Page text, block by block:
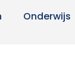
Onderwijs